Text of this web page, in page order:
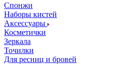
Спонжи
Наборы кистей
Аксессуары
Косметички
Зеркала
Точилки
Для ресниц и бровей